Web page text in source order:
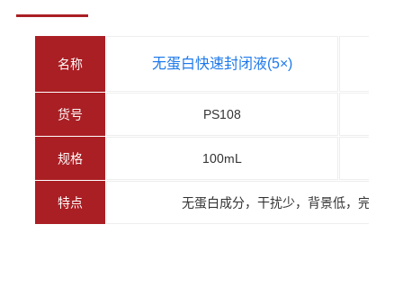
名称 无蛋白快速封闭液(5×)
货号 PS108
规格 100mL
特点 无蛋白成分，干扰少，背景低，完全封